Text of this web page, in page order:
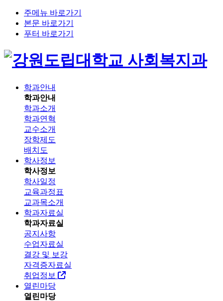
주메뉴 바로가기
본문 바로가기
푸터 바로가기
사회복지과
학과안내
학과안내
학과소개
학과연혁
교수소개
장학제도
배치도
학사정보
학사정보
학사일정
교육과정표
교과목소개
학과자료실
학과자료실
공지사항
수업자료실
결강 및 보강
자격증자료실
취업정보
열린마당
열린마당